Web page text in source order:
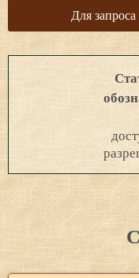
Для